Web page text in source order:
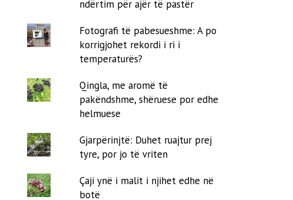
ndërtim për ajër të pastër
Fotografi të pabesueshme: A po
korrigjohet rekordi i ri i
temperaturës?
Qingla, me aromë të
pakëndshme, shëruese por edhe
helmuese
Gjarpërinjtë: Duhet ruajtur prej
tyre, por jo të vriten
Çaji ynë i malit i njihet edhe në
botë